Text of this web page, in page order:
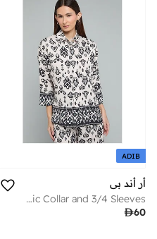
ADIB
أر أند بي
Patterned Shirt with Classic Collar and 3/4 Sleeves
60